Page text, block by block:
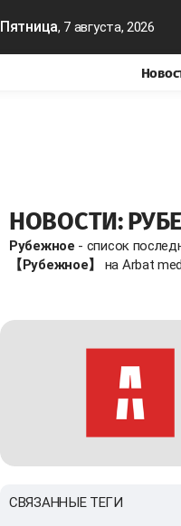
Пятница, 7 августа, 2026
НОВОСТИ:
Рубежное - список
【Рубежное】
на Arbat
СВЯЗАННЫЕ ТЕГИ